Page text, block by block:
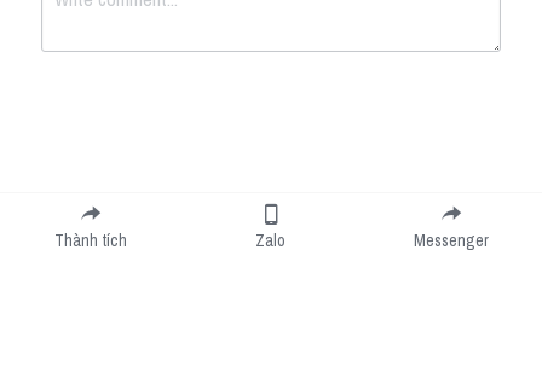
Submit
Thành tích Zalo Messenger